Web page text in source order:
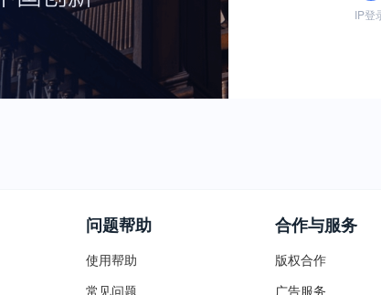
IP登
问题帮助
使用帮助
常见问题
合作与服务
版权合作
广告服务